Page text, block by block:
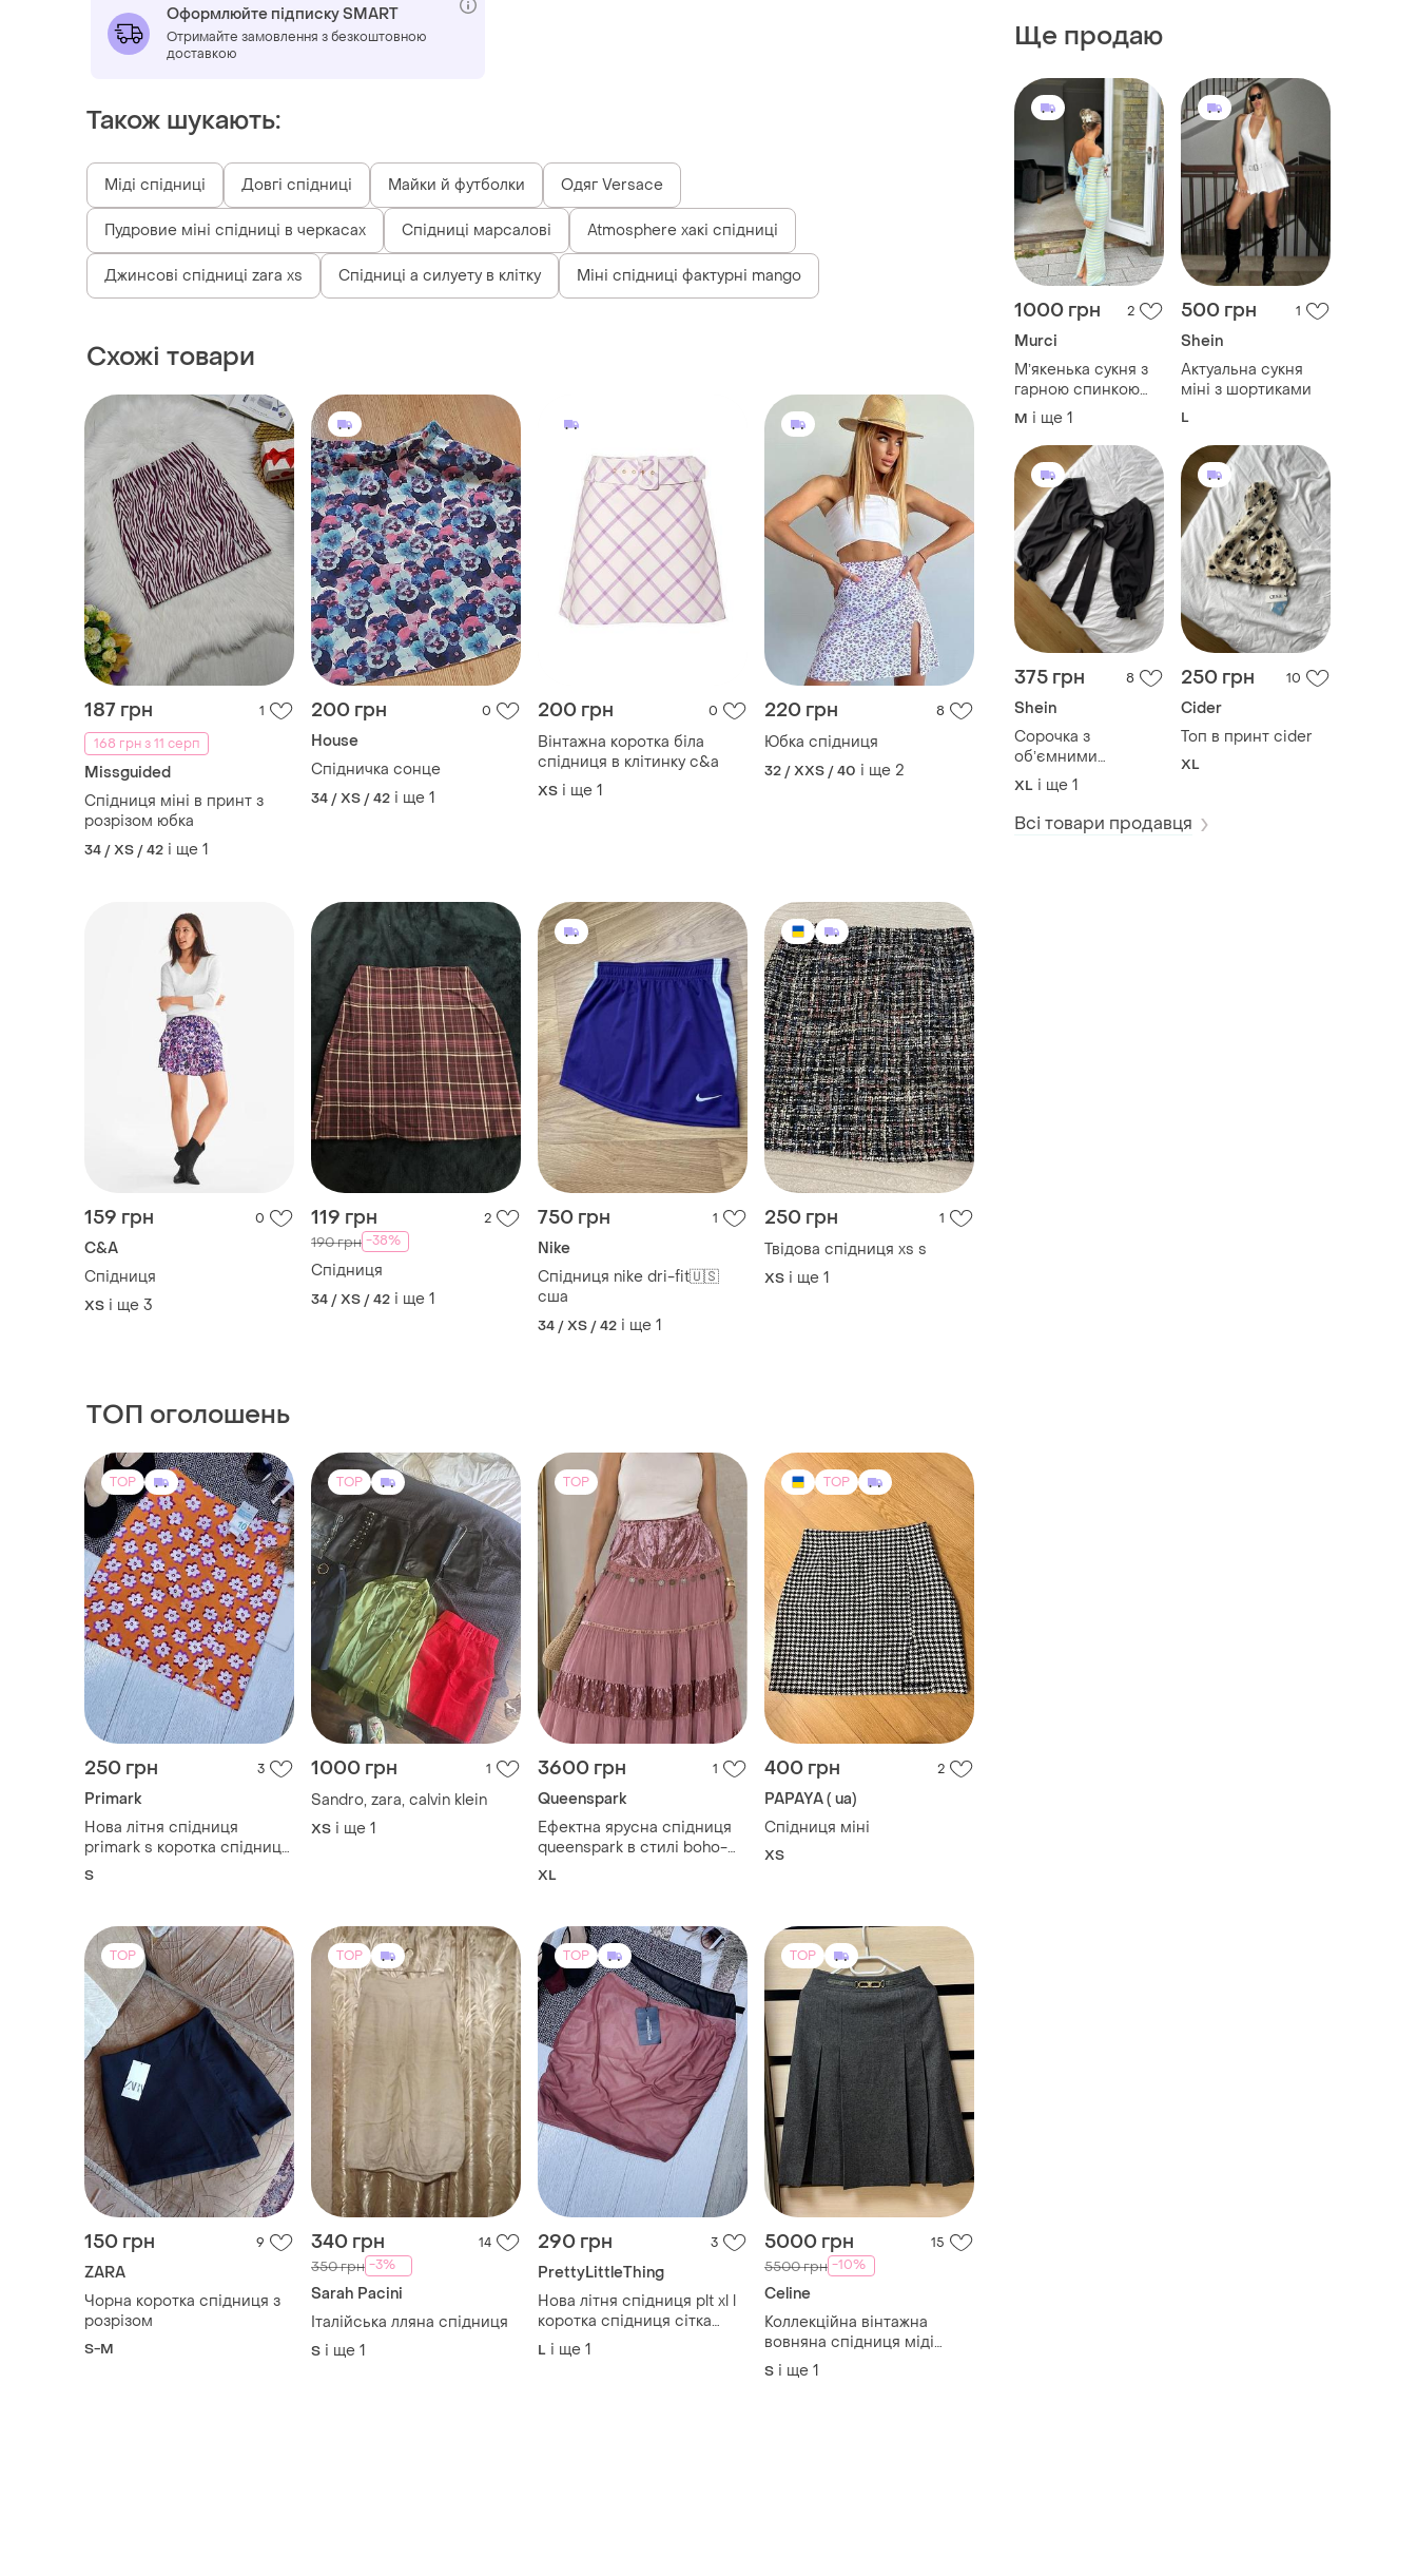
Ще продаю
1000 грн 2
Murci
Мʼякенька сукня з
гарною спинкою
максі довжини
M і ще 1
500 грн 1
Shein
Актуальна сукня
міні з шортиками
L
375 грн 8
Shein
Сорочка з
обʼємними
рукавами на
завʼязці ззаду
XL і ще 1
250 грн 10
Cider
Топ в принт cider
XL
Всі товари продавця
Оформлюйте підписку SMART
Отримайте замовлення з безкоштовною
доставкою
Також шукають:
Міді спідниці Довгі спідниці Майки й футболки Одяг Versace
Пудровие міні спідниці в черкасах Спідниці марсалові Atmosphere хакі спідниці
Джинсові спідниці zara xs Спідниці а силуету в клітку Міні спідниці фактурні mango
Схожі товари
187 грн
1
168 грн з 11 серп
Missguided
Спідниця міні в принт з
розрізом юбка
34 / XS / 42 і ще 1
200 грн 0
House
Спідничка сонце
34 / XS / 42 і ще 1
200 грн 0
Вінтажна коротка біла
спідниця в клітинку c&a
ХS і ще 1
220 грн 8
Юбка спідниця
32 / XXS / 40 і ще 2
159 грн 0
C&A
Спідниця
ХS і ще 3
119 грн 2
190 грн -38%
Спідниця
34 / XS / 42 і ще 1
750 грн 1
Nike
Спідниця nike dri-fit🇺🇸
сша
34 / XS / 42 і ще 1
250 грн 1
Твідова спідниця xs s
ХS і ще 1
ТОП оголошень
TOP
250 грн 3
Primark
Нова літня спідниця
primark s коротка спідниця
тонка помаранчева
S
TOP
1000 грн 1
Sandro, zara, calvin klein
ХS і ще 1
TOP
3600 грн 1
Queenspark
Ефектна ярусна спідниця
queenspark в стилі boho-
chic / fairycore
XL
TOP
400 грн 2
PAPAYA ( ua)
Спідниця міні
ХS
TOP
150 грн 9
ZARA
Чорна коротка спідниця з
розрізом
S-M
TOP
340 грн 14
350 грн -3%
Sarah Pacini
Італійська лляна спідниця
S і ще 1
TOP
290 грн 3
PrettyLittleThing
Нова літня спідниця plt xl l
коротка спідниця сітка
сексуальна спідниця з
поясом
L і ще 1
TOP
5000 грн 15
5500 грн -10%
Celine
Коллекційна вінтажна
вовняна спідниця міді
céline 1970s (оригінал,
франція)
S і ще 1